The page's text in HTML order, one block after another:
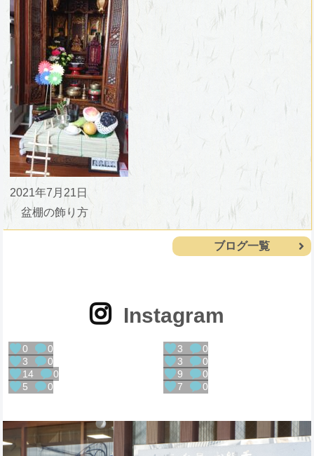
2021年7月21日
盆棚の飾り方
ブログ一覧
Instagram
0 0 3
0
3
0 3
0
14
0 9
0
5
0 7 0